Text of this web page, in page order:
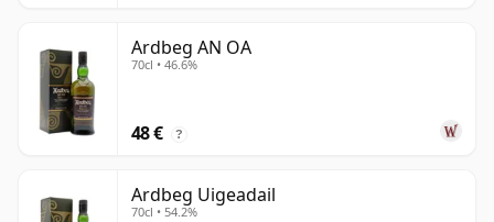
Ardbeg AN OA
70cl • 46.6%
48 € ?
Ardbeg Uigeadail
70cl • 54.2%